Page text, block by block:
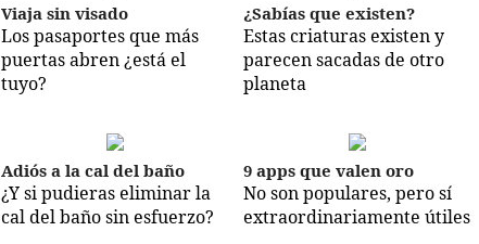
Viaja sin visado
Los pasaportes que más
puertas abren ¿está el
tuyo?
¿Sabías que existen?
Estas criaturas existen y
parecen sacadas de otro
planeta
Adiós a la cal del baño
¿Y si pudieras eliminar la
cal del baño sin esfuerzo?
9 apps que valen oro
No son populares, pero sí
extraordinariamente útiles